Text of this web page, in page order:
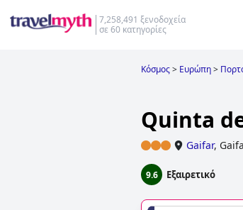
7,258,491 ξενοδοχεία
σε 60 κατηγορίες
Κόσμος> Ευρώπη>
Quinta
Gaifar,
9.6 Εξαιρετικό